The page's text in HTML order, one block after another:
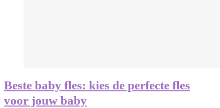
Beste baby fles: kies de perfecte fles
voor jouw baby